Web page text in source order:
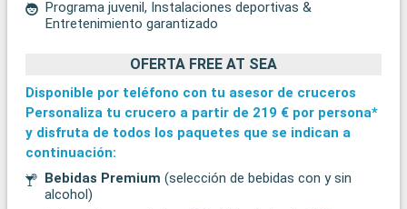
Programa juvenil, Instalaciones deportivas &
Entretenimiento garantizado
OFERTA FREE AT SEA
Disponible por teléfono con tu asesor de cruceros
Personaliza tu crucero a partir de 219 € por persona*
y disfruta de todos los paquetes que se indican a
continuación:
Bebidas Premium (selección de bebidas con y sin
alcohol)